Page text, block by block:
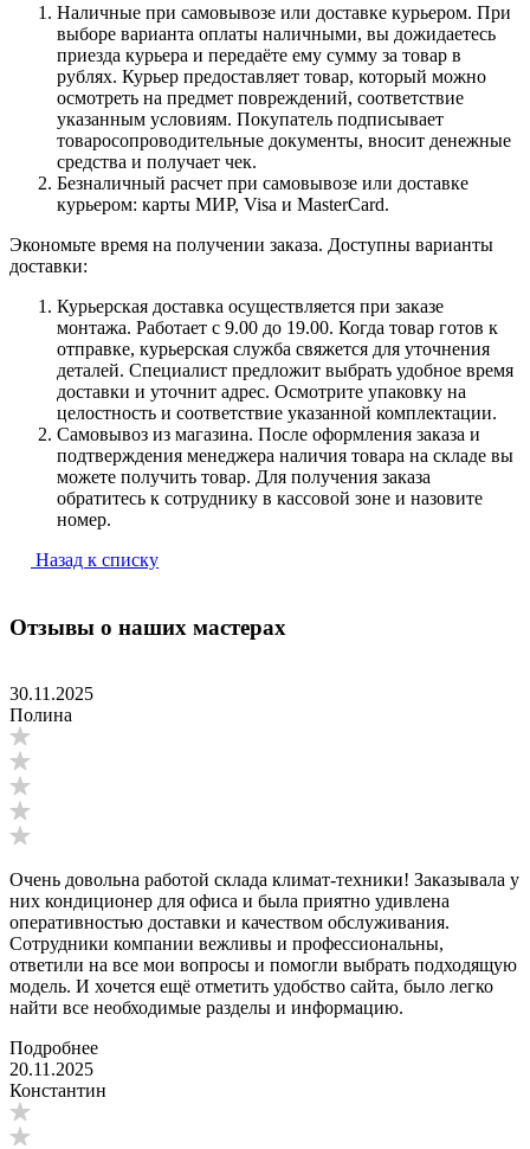
Наличные при самовывозе или доставке курьером. При
выборе варианта оплаты наличными, вы дожидаетесь
приезда курьера и передаёте ему сумму за товар в
рублях. Курьер предоставляет товар, который можно
осмотреть на предмет повреждений, соответствие
указанным условиям. Покупатель подписывает
товаросопроводительные документы, вносит денежные
средства и получает чек.
Безналичный расчет при самовывозе или доставке
курьером: карты МИР, Visa и MasterCard.
Экономьте время на получении заказа. Доступны варианты
доставки:
Курьерская доставка осуществляется при заказе
монтажа. Работает с 9.00 до 19.00. Когда товар готов к
отправке, курьерская служба свяжется для уточнения
деталей. Специалист предложит выбрать удобное время
доставки и уточнит адрес. Осмотрите упаковку на
целостность и соответствие указанной комплектации.
Самовывоз из магазина. После оформления заказа и
подтверждения менеджера наличия товара на складе вы
можете получить товар. Для получения заказа
обратитесь к сотруднику в кассовой зоне и назовите
номер.
Назад к списку
Отзывы о наших мастерах
30.11.2025
Полина
Очень довольна работой склада климат-техники! Заказывала у
них кондиционер для офиса и была приятно удивлена
оперативностью доставки и качеством обслуживания.
Сотрудники компании вежливы и профессиональны,
ответили на все мои вопросы и помогли выбрать подходящую
модель. И хочется ещё отметить удобство сайта, было легко
найти все необходимые разделы и информацию.
Подробнее
20.11.2025
Константин